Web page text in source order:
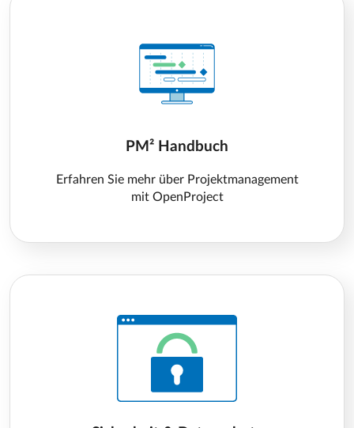
PM² Handbuch
Erfahren Sie mehr über Projektmanagement
mit OpenProject